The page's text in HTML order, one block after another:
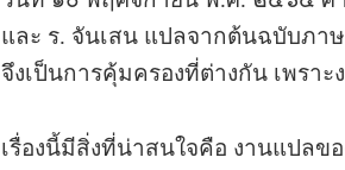
และ ร. จันเสน แปลจากต้นฉบับภา
จึงเป็นการคุ้มครองที่ต่างกัน เพรา
เรื่องนี้มีสิ่งที่น่าสนใจคือ งานแปล